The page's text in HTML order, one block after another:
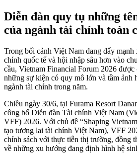
Diễn đàn quy tụ những
của ngành tài chính toàn
Trong bối cảnh Việt Nam đang đẩy mạnh
chính quốc tế và hội nhập sâu hơn vào
cầu, Vietnam Financial Forum 2026 được
những sự kiện có quy mô lớn và tầm ảnh
ngành tài chính trong năm.
Chiều ngày 30/6, tại Furama Resort
công bố Diễn đàn Tài chính Việt Nam
VFF) 2026. Với chủ đề “Shaping
tạo tương lai tài chính Việt Nam), VFF
chính sách với thực tiễn thị trường, đồng
về những xu hướng đang định hình hệ